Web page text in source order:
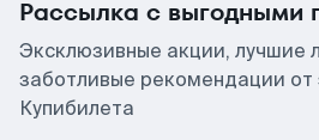
Рассылка с выгодными
Эксклюзивные акции, лучшие
заботливые рекомендации от
Купибилета